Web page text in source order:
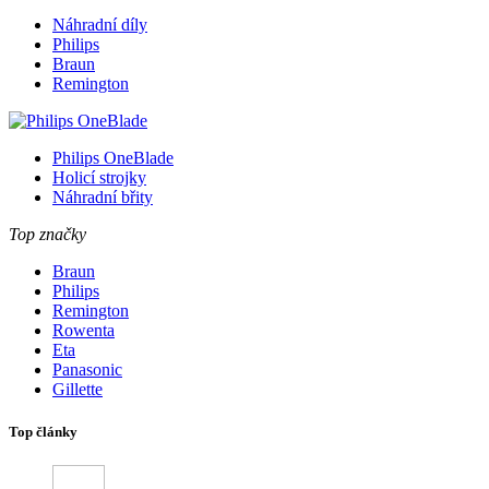
Náhradní díly
Philips
Braun
Remington
Philips OneBlade
Holicí strojky
Náhradní břity
Top značky
Braun
Philips
Remington
Rowenta
Eta
Panasonic
Gillette
Top články